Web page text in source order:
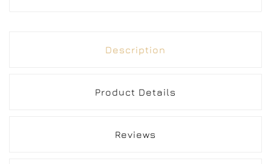
Description
Product Details
Reviews